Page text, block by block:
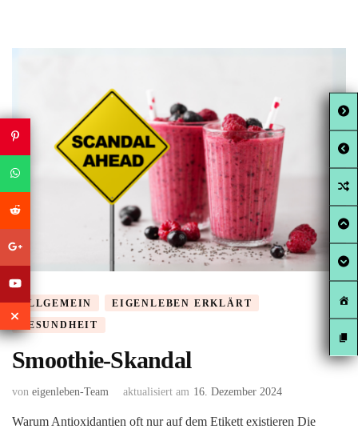
ALLGEMEIN
EIGENLEBEN ERKLÄRT
GESUNDHEIT
Smoothie-Skandal
von eigenleben-Team aktualisiert am 16. Dezember 2024
Warum Antioxidantien oft nur auf dem Etikett existieren Die